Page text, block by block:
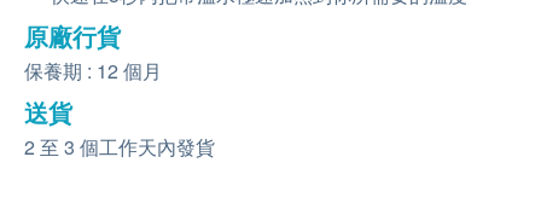
原廠行貨
保養期 : 12 個月
送貨
2 至 3 個工作天內發貨